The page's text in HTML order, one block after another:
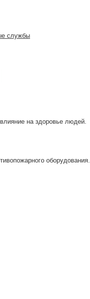
службы
на здоровье людей.
оборудования.